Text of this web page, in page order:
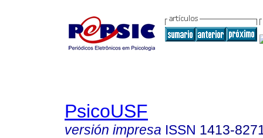
PsicoUSF
versión impresa ISSN 1413-